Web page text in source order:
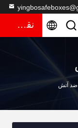
نقل قول
ضد آتش